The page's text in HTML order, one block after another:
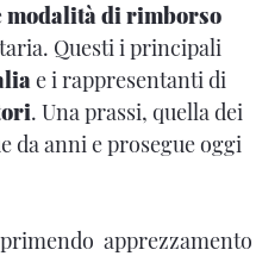
modalità di rimborso
Questi i principali
e i rappresentanti di
. Una prassi, quella dei
da anni e prosegue oggi
apprezzamento